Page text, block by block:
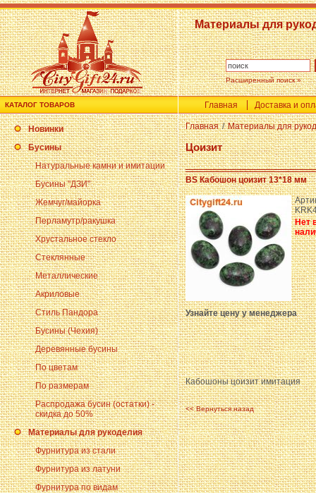
Материалы для
Расширенный поиск »
КАТАЛОГ ТОВАРОВ Главная Доставка и
Новинки
Бусины
Натуральные камни и имитации
Бусины "ДЗИ"
Жемчуг/майорка
Перламутр/ракушка
Хрустальное стекло
Стеклянные
Металлические
Акриловые
Стиль Пандора
Бусины (Чехия)
Деревянные бусины
По цветам
По размерам
Распродажа бусин (остатки) -
скидка до 50%
Материалы для рукоделия
Фурнитура из стали
Фурнитура из латуни
Фурнитура по видам
Главная / Материалы для
Цоизит
BS Кабошон цоизит 13*18 мм
Нет
Узнайте цену у менеджера
Кабошоны цоизит имитация
<< Вернуться назад